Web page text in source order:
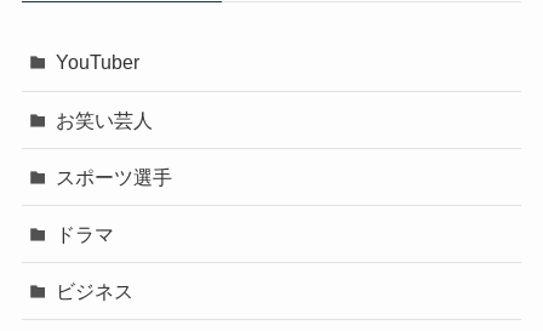
YouTuber
お笑い芸人
スポーツ選手
ドラマ
ビジネス